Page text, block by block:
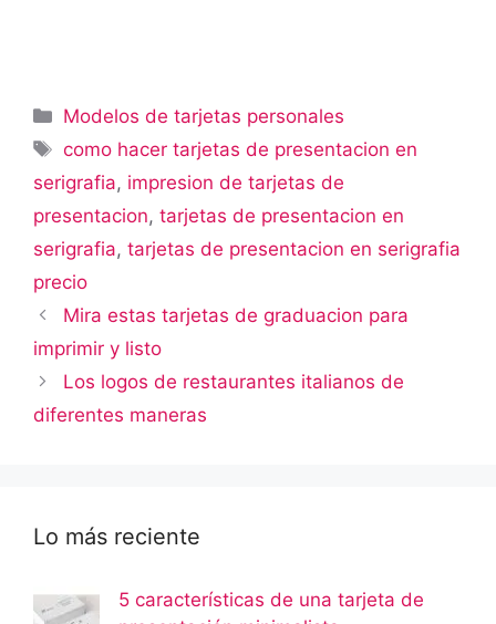
Categorías
Modelos de tarjetas personales
Etiquetas
como hacer tarjetas de presentacion en
serigrafia, impresion de tarjetas de
presentacion, tarjetas de presentacion en
serigrafia, tarjetas de presentacion en serigrafia
precio
Mira estas tarjetas de graduacion para
imprimir y listo
Los logos de restaurantes italianos de
diferentes maneras
Lo más reciente
5 características de una tarjeta de